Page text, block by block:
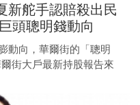
新舵手認賠殺出民
頭聰明錢動向
動向，華爾街的「聰明
街大戶最新持股報告來